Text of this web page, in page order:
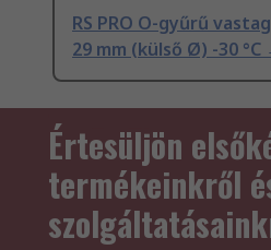
RS PRO O-gyűrű
29 mm (külső Ø) -30 °C
Értesüljön
termékeinkről